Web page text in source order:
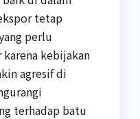
tetap
perlu
kebijakan
agresif di
terhadap batu